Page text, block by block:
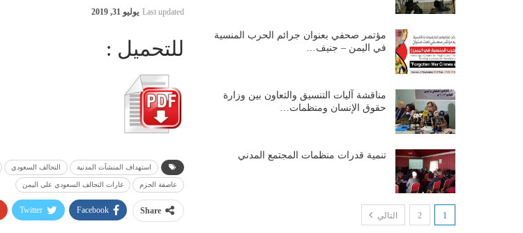
Last updated يوليو 31, 2019
للتحميل :
استهداف المنشآت المدنية التحالف السعودي
عاصفة الحزم غارات التحالف السعودي على اليمن
Share
Facebook
Twitter
مؤتمر صحفي بعنوان جرائم الحرب المنسية
في اليمن – جنيف…
مناقشة آليات التنسيق والتعاون بين وزارة
حقوق الإنسان ومنظمات…
تنمية قدرات منظمات المجتمع المدني
1
2 التالي